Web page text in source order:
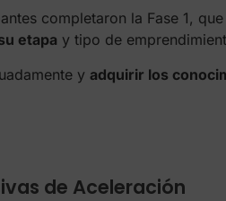
completaron la Fase 1,
etapa y tipo de
y adquirir los
de Aceleración